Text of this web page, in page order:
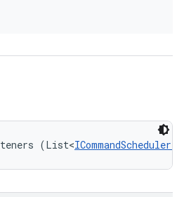
(List<